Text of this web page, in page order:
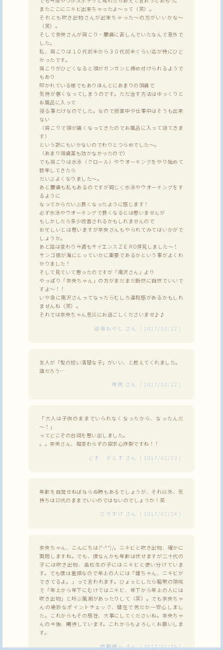
またここにニキビ出来ちゃったよ～って（笑）。
それとも吹き出物さんが出来ちゃった～の方がいいかな～
（笑）。
そして奈央さんが肩こり・腰痛に苦しんでいたなんて意外で
した。
私、肩こりは１０代前半から３０代前半ぐらい迄が特にひど
かったです。
肩こりがひどくなると頭がガンガンと締め付けられるようで
もあり
叩かれている様でもありほんとにあまりの頭痛で
気持が悪くなってしまうのです。ただ治す方法はゆっくりと
お風呂に入って
寝る事だけなのでした。なので授業中や仕事中はそうも出来
ない
（肩こりで頭が痛くなってきたのでお風呂に入って寝てきま
す）
という訳にもいかないのでわりとつらめでした～。
（あまり頭痛薬も効かなかったので）
でも肩こりは水泳（クロール）やウオーキングをやり始めて
数年してきたら
だいぶよくなりました～。
あと腰痛も私もあるのですが同じく水泳やウオーキングをす
るように
なってからだいぶ良くなったように感じます！
必ず水泳やウオーキングで良くなるとは思いませんが
もしかしたら多少改善されるかもしれませんので
お忙しいとは思いますが奈央さんもやられてみてはいかがで
しょうか。
あと話は変わり今週もサイエンスＺＥＲO拝見しました～！
サンゴ礁が海にとっていかに重要であるかという事がよくわ
かりました！
そして見ていて思ったのですが「南沢さん」より
やっぱり「奈央ちゃん」の方がまだまだ断然に自然でいいで
すよ～！！
いや急に南沢さんってなったらむしろ違和感があるかもしれ
ませんね（笑）。
それでは奈央ちゃん息災にお過ごしくださいませ♪♪
逆境おやじ さん [ 2017/02/22 ]
友人が「髪の短い清楚な子」がいい、と教えてくれました。
誰だろう…
市民 さん [ 2017/02/22 ]
「大人は子供のままでいられなくなったから、なったんだ
～！」
ってどこぞの台詞を思い出しました。
。。奈央さん、相変わらずの探求心炸裂ですね！！
どす がとす さん [ 2017/02/23 ]
年齢を自覚せねばならぬ時もあるでしょうが、それ以外、気
持ちは10代のままでいいのではないのでしょうか！笑
ひろすけ さん [ 2017/02/24 ]
奈央ちゃん、こんにちは(^-^*)/。ニキビと吹き出物、確かに
両用しますね。でも、僕なんかも年齢は伏せますが二十代の
子には吹き出物、高校生の子にはニキビと使い分けていま
す。でも僕は童顔なので年上の人には「健ちゃん、ニキビが
できてるよ。」って言われます。ひょっとしたら暗黙の領域
で「年上から年下にむけてはニキビ、年下から年上の人には
吹き出物」と呼ぶ風潮があったりして（笑）。でも奈央ちゃ
んの絶妙なポイントチェック、健在で何だか一安心しまし
た。これからもその感性、大事にしてくださいね。奈央ちゃ
んの今後、期待しています。これからもよろしくお願いしま
す。
狩野健一 さん [ 2017/02/26 ]